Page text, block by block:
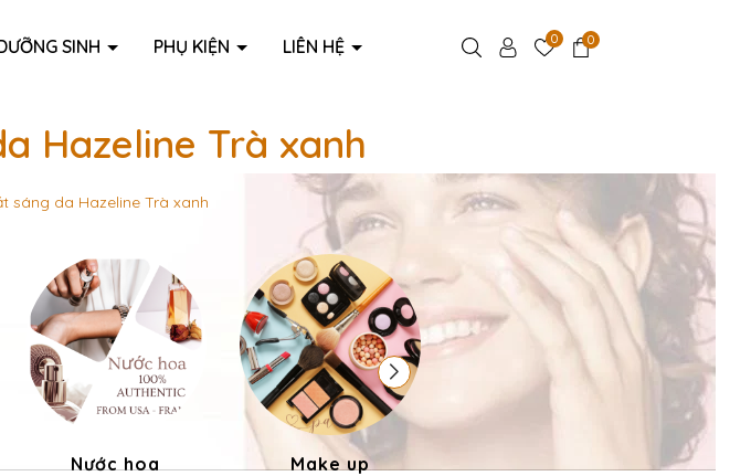
SINH PHỤ KIỆN LIÊN HỆ 0 0
Hazeline Trà xanh
sáng da Hazeline Trà xanh
Nước hoa
Make up Phụ kiện thời trang